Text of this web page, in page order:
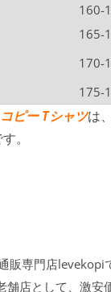
160-
165-
170-
175-
ピー Tシャツは
。
販専門店levekopi
店として、激安